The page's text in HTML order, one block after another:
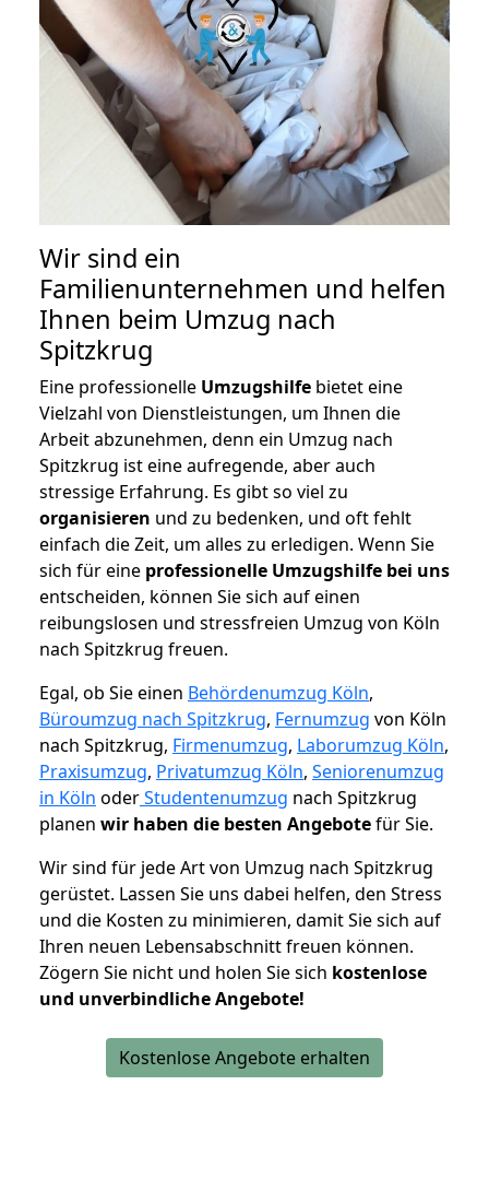
Wir sind ein
Familienunternehmen und helfen
Ihnen beim Umzug nach
Spitzkrug
Eine professionelle Umzugshilfe bietet eine
Vielzahl von Dienstleistungen, um Ihnen die
Arbeit abzunehmen, denn ein Umzug nach
Spitzkrug ist eine aufregende, aber auch
stressige Erfahrung. Es gibt so viel zu
organisieren und zu bedenken, und oft fehlt
einfach die Zeit, um alles zu erledigen. Wenn Sie
sich für eine professionelle Umzugshilfe bei uns
entscheiden, können Sie sich auf einen
reibungslosen und stressfreien Umzug von Köln
nach Spitzkrug freuen.
Egal, ob Sie einen Behördenumzug Köln,
Büroumzug nach Spitzkrug, Fernumzug von Köln
nach Spitzkrug, Firmenumzug, Laborumzug Köln,
Praxisumzug, Privatumzug Köln, Seniorenumzug
in Köln oderStudentenumzug nach Spitzkrug
planen wir haben die besten Angebotefür Sie.
Wir sind für jede Art von Umzug nach Spitzkrug
gerüstet. Lassen Sie uns dabei helfen, den Stress
und die Kosten zu minimieren, damit Sie sich auf
Ihren neuen Lebensabschnitt freuen können.
Zögern Sie nicht und holen Sie sich kostenlose
und unverbindliche Angebote!
Kostenlose Angebote erhalten